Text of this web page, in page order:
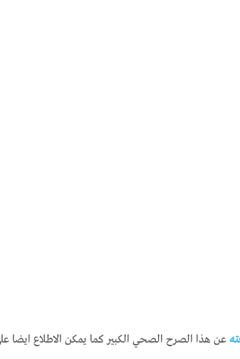
عن هذا الصرح الصحي الكبير كما يمكن الاطلاع ايضا